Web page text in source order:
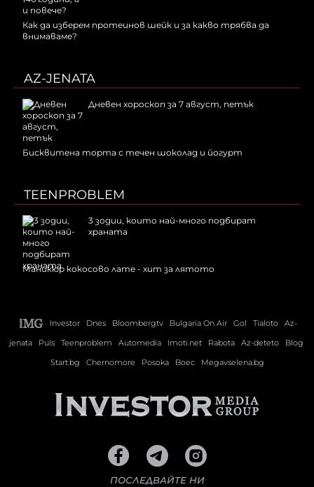
Как да изберем протеинов шейк и за какво трябва да
внимаваме?
AZ-JENATA
Дневен хороскоп за 7 август, петък
Бисквитена торта с течен шоколад и йогурт
TEENPROBLEM
3 зодии, които най-много подбират
храната
Маникюр кокосово лате - хит за лятото
Investor Dnes Bloombergtv Bulgaria On Air Gol Tialoto
Az-
jenata
Puls Teenproblem Automedia Imoti.net Rabota Az-deteto
Blog
Start.bg
Chernomore Posoka Boec Megavselena.bg
ПОСЛЕДВАЙТЕ НИ